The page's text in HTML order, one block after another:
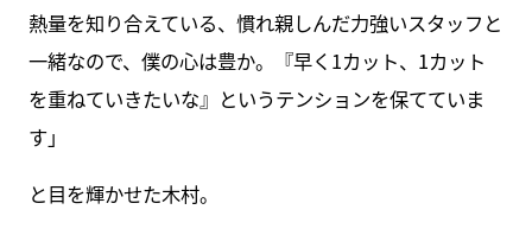
熱量を知り合えている、慣れ親しんだ力強いスタッフと
一緒なので、僕の心は豊か。『早く1カット、1カット
を重ねていきたいな』というテンションを保てていま
す」
と目を輝かせた木村。